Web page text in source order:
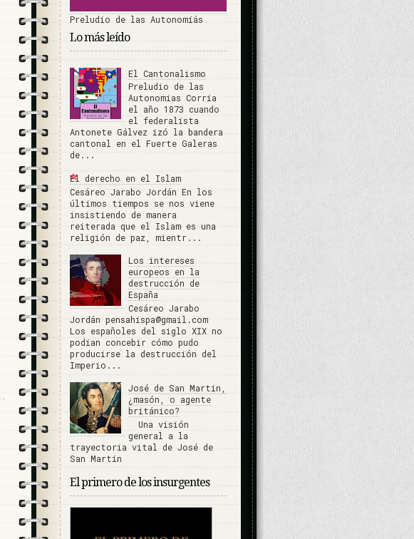
Preludio de las Autonomíás
Lo más leído
El Cantonalismo
Preludio de las
Autonomias Corría
el año 1873 cuando
el federalista
Antonete Gálvez izó la bandera
cantonal en el Fuerte Galeras
de...
El derecho en el Islam
Cesáreo Jarabo Jordán En los
últimos tiempos se nos viene
insistiendo de manera
reiterada que el Islam es una
religión de paz, mientr...
Los intereses
europeos en la
destrucción de
España
Cesáreo Jarabo
Jordán pensahispa@gmail.com
Los españoles del siglo XIX no
podían concebir cómo pudo
producirse la destrucción del
Imperio...
José de San Martín,
¿masón, o agente
británico?
Una visión
general a la
trayectoria vital de José de
San Martín
El primero de los insurgentes